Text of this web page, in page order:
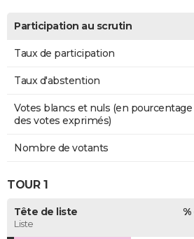
Participation au scrutin
Taux de participation
Taux d'abstention
Votes blancs et nuls (en pourcentage
des votes exprimés)
Nombre de votants
TOUR 1
Tête de liste
Liste